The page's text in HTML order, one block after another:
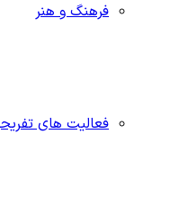
فرهنگ و هنر
فعالیت های تفریحی